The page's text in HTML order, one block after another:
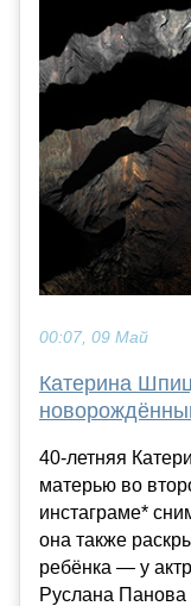
00:07, 09 Май
Катерина
40-летняя
матерью во
инстаграме*
она также
ребёнка — у
Руслана Панова